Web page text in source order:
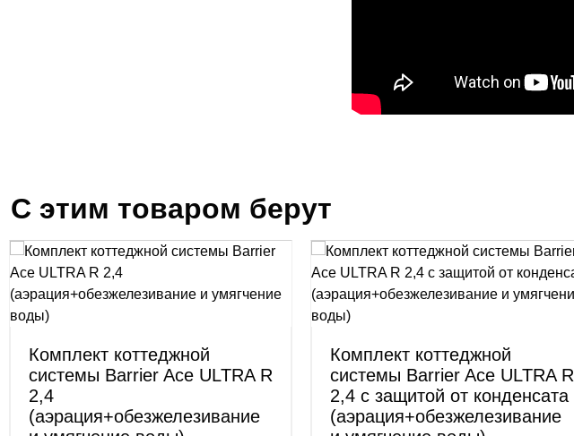
С этим товаром берут
Комплект коттеджной
системы Barrier Ace ULTRA R
2,4
(аэрация+обезжелезивание
Комплект коттеджной
системы Barrier Ace ULTRA R
2,4 с защитой от конденсата
(аэрация+обезжелезивание